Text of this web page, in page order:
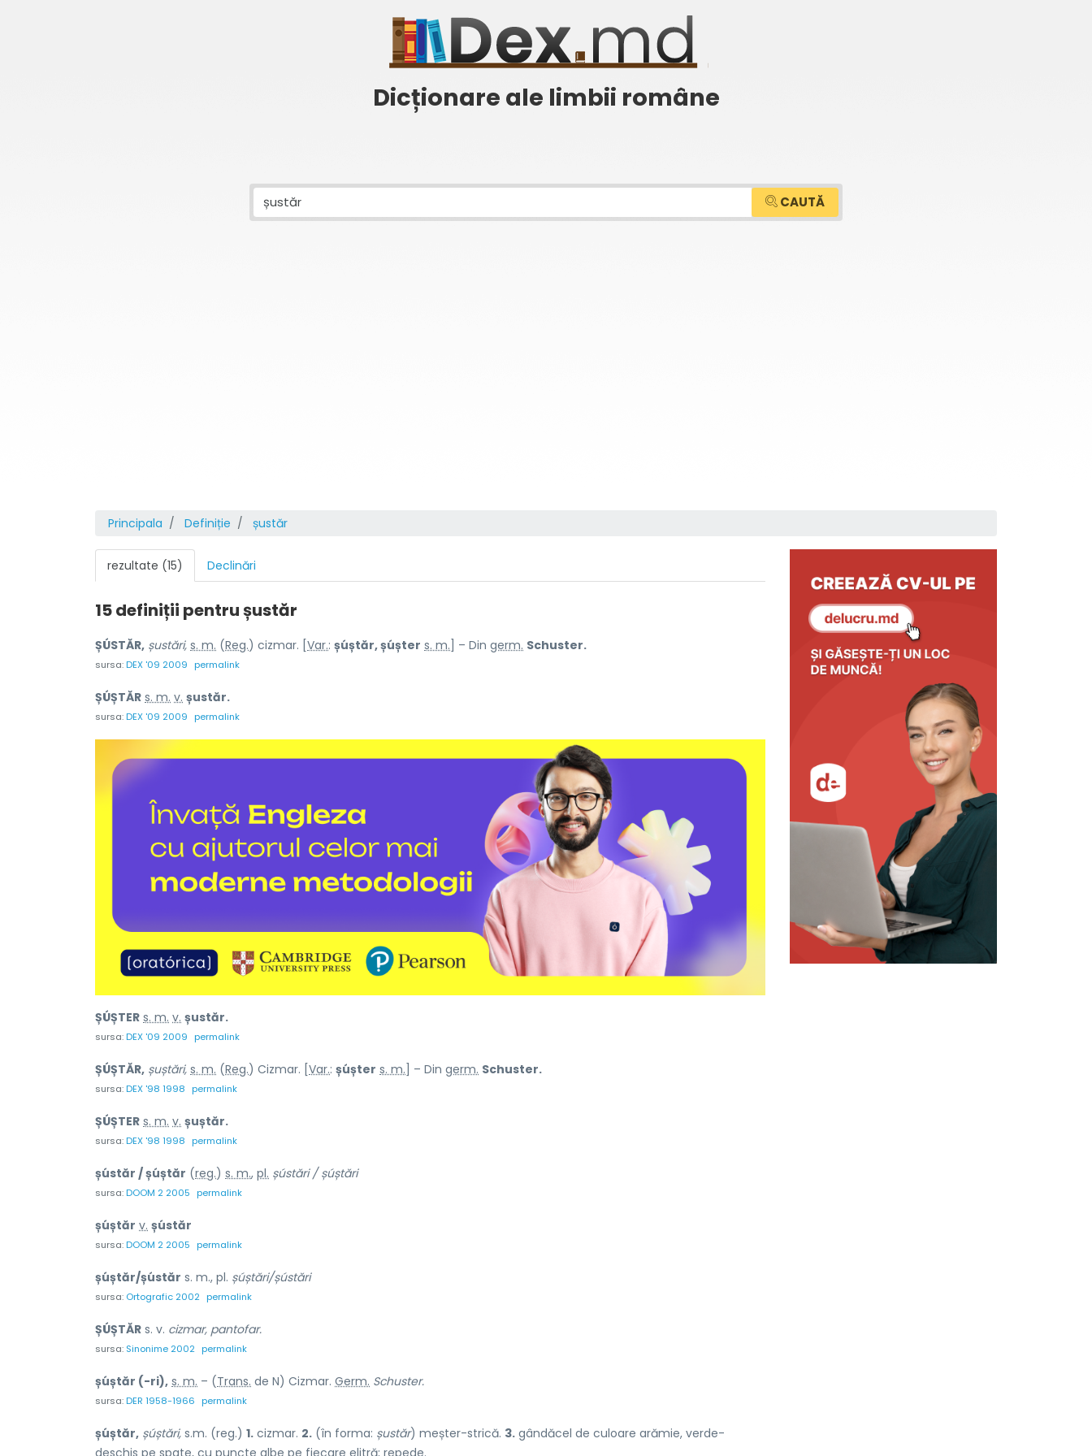
Dicționare ale limbii române
CAUTĂ
Principala Definiție șustăr
rezultate (15) Declinări
15 definiții pentrușustăr
ȘÚSTĂR, șustări, s. m. (Reg.) cizmar. [ Var.: șúștăr, șúșter s. m. ] – Din germ. Schuster.
sursa:DEX '09 2009 permalink
ȘÚȘTĂR s. m. v. șustăr.
sursa:DEX '09 2009 permalink
ȘÚȘTER s. m. v. șustăr.
sursa:DEX '09 2009 permalink
ȘÚȘTĂR, șuștări, s. m. (Reg.) Cizmar. [Var.: șúșter s. m.] – Din germ. Schuster.
sursa:DEX '98 1998 permalink
ȘÚȘTER s. m. v. șuștăr.
sursa:DEX '98 1998 permalink
șústăr / șúștăr (reg.) s. m., pl. șústări / șúștări
sursa:DOOM 2 2005 permalink
șúștăr v. șústăr
sursa:DOOM 2 2005 permalink
șúștăr/șústăr s. m., pl. șúștări/șústări
sursa: Ortografic 2002 permalink
ȘÚȘTĂR s. v. cizmar, pantofar.
sursa: Sinonime 2002 permalink
șúștăr (-ri), s. m. – (Trans. de N) Cizmar. Germ. Schuster.
sursa:DER 1958-1966 permalink
șúștăr, șúștări, s.m. (reg.) 1. cizmar. 2. (în forma: șustăr) meșter-strică. 3. gândăcel de culoare arămie, verde-
deschis pe spate, cu puncte albe pe fiecare elitră; repede.